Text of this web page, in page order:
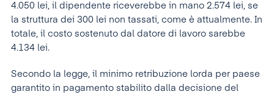
4.050 lei, il dipendente riceverebbe in mano 2.574 lei, se
la struttura dei 300 lei non tassati, come è attualmente. In
totale, il costo sostenuto dal datore di lavoro sarebbe
4.134 lei.
Secondo la legge, il minimo retribuzione lorda per paese
garantito in pagamento stabilito dalla decisione del